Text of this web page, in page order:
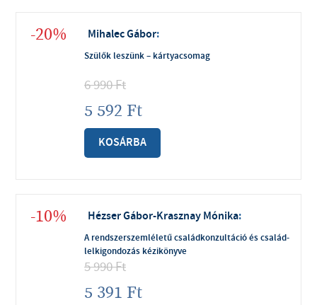
-20% Mihalec Gábor:
Szülők leszünk – kártyacsomag
6 990Ft
5 592 Ft
KOSÁRBA
-10% Hézser Gábor-Krasznay Mónika:
A rendszerszemléletű családkonzultáció és család-
lelkigondozás kézikönyve
5 990Ft
5 391 Ft